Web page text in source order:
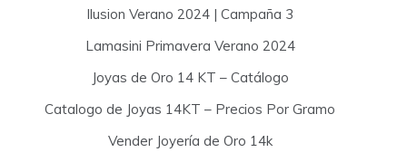
Ilusion Verano 2024 | Campaña 3
Lamasini Primavera Verano 2024
Joyas de Oro 14 KT – Catálogo
Catalogo de Joyas 14KT – Precios Por Gramo
Vender Joyería de Oro 14k